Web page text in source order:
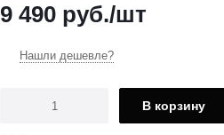
9 490 руб./шт
Нашли дешевле?
В корзину